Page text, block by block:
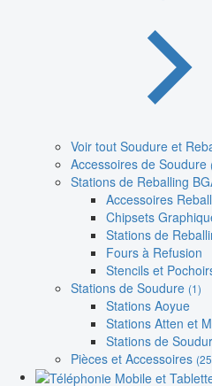
Voir tout Soudure et
Accessoires de Soudure
Stations de Reballing
Accessoires
Chipsets
Stations de
Fours à Refusion
Stencils et
Stations de Soudure (1)
Stations Aoyue
Stations Atten et
Stations de
Pièces et Accessoires